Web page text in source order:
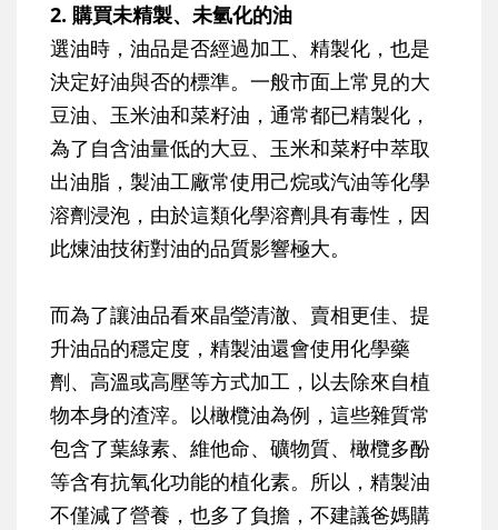
2. 購買未精製、未氫化的油
選油時，油品是否經過加工、精製化，也是
決定好油與否的標準。一般市面上常見的大
豆油、玉米油和菜籽油，通常都已精製化，
為了自含油量低的大豆、玉米和菜籽中萃取
出油脂，製油工廠常使用己烷或汽油等化學
溶劑浸泡，由於這類化學溶劑具有毒性，因
此煉油技術對油的品質影響極大。
而為了讓油品看來晶瑩清澈、賣相更佳、提
升油品的穩定度，精製油還會使用化學藥
劑、高溫或高壓等方式加工，以去除來自植
物本身的渣滓。以橄欖油為例，這些雜質常
包含了葉綠素、維他命、礦物質、橄欖多酚
等含有抗氧化功能的植化素。所以，精製油
不僅減了營養，也多了負擔，不建議爸媽購